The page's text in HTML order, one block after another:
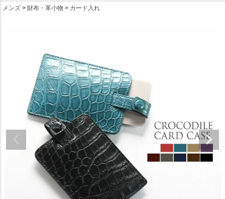
メンズ 財布・革小物 カード入れ